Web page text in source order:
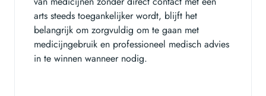
arts steeds toegankelijker wordt, blijft het
belangrijk om zorgvuldig om te gaan met
medicijngebruik en professioneel medisch advies
in te winnen wanneer nodig.